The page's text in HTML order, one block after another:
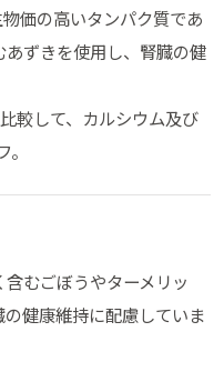
価の高いタンパク質であ
ずきを使用し、腎臓の健
較して、カルシウム及び
むごぼうやターメリッ
健康維持に配慮していま